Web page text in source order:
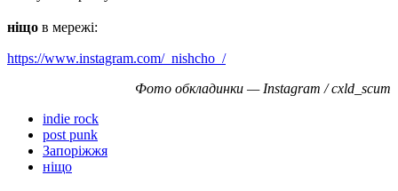
ніщо в мережі:
https://www.instagram.com/_nishcho_/
Фото обкладинки — Instagram / cxld_scum
indie rock
post punk
Запоріжжя
ніщо